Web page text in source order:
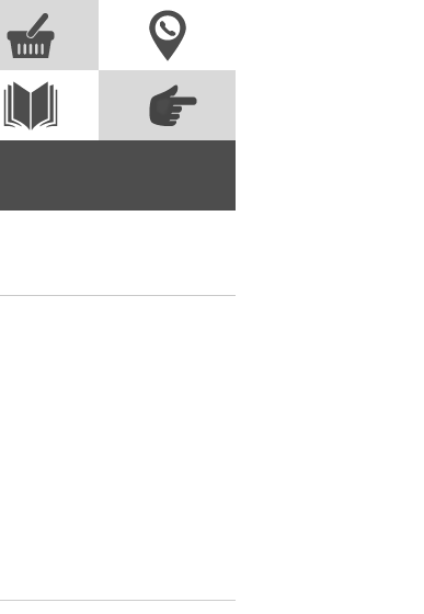
Nous contacter
Commandez
directement à partir
des références
Voir le
catalogue